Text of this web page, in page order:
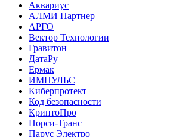
Аквариус
АЛМИ Партнер
АРГО
Вектор Технологии
Гравитон
ДатаРу
Ермак
ИМПУЛЬС
Киберпротект
Код безопасности
КриптоПро
Норси-Транс
Парус Электро